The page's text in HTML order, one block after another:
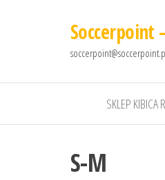
Soccerpoint
SKLEP KIBICA
S-M